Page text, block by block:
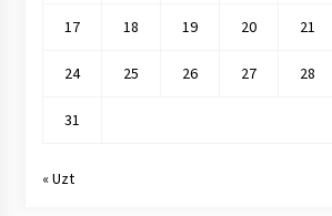
17 18 19 20 21
24 25 26 27 28
31
« Uzt